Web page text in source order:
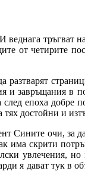
тръгват
от четирите
и завръщания в
епоха добре
тях достойни и
Сините очи, за
има скрити
увлечения,
я дават тук в